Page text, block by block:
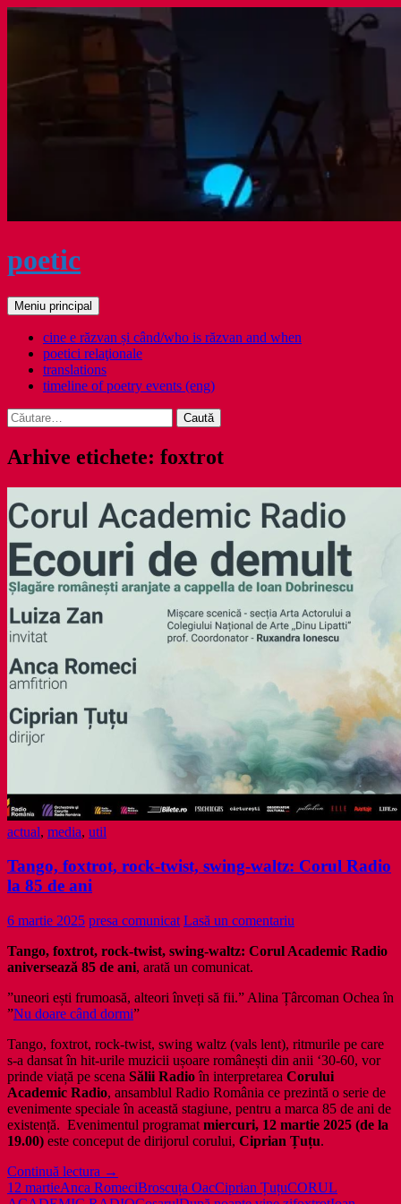
Sari
poetic
Caută
Meniu principal
cine e răzvan și când/who is răzvan and when
poetici relaţionale
translations
timeline of poetry events (eng)
Caută
după:
Arhive etichete: foxtrot
actual, media, util
Tango, foxtrot, rock-twist, swing-waltz: Corul Radio
la 85 de ani
6 martie 2025 presa comunicat Lasă un comentariu
Tango, foxtrot, rock-twist, swing-waltz: Corul Academic Radio
aniversează 85 de ani, arată un comunicat.
”uneori ești frumoasă, alteori înveți să fii.” Alina Țârcoman Ochea în
”Nu doare când dormi”
Tango, foxtrot, rock-twist, swing waltz (vals lent), ritmurile pe care
s-a dansat în hit-urile muzicii ușoare românești din anii ‘30-60, vor
prinde viață pe scena Sălii Radioîn interpretarea Corului
Academic Radio, ansamblul Radio România ce prezintă o serie de
evenimente speciale în această stagiune, pentru a marca 85 de ani de
existență. Evenimentul programat miercuri, 12 martie 2025 (de la
19.00) este conceput de dirijorul corului, Ciprian Țuțu.
Continuă lectura Tango,
foxtrot,
→
12 martieAnca RomeciBroscuța OacCiprian ȚuțuCORUL